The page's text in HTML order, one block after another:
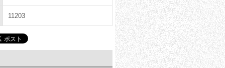
11203